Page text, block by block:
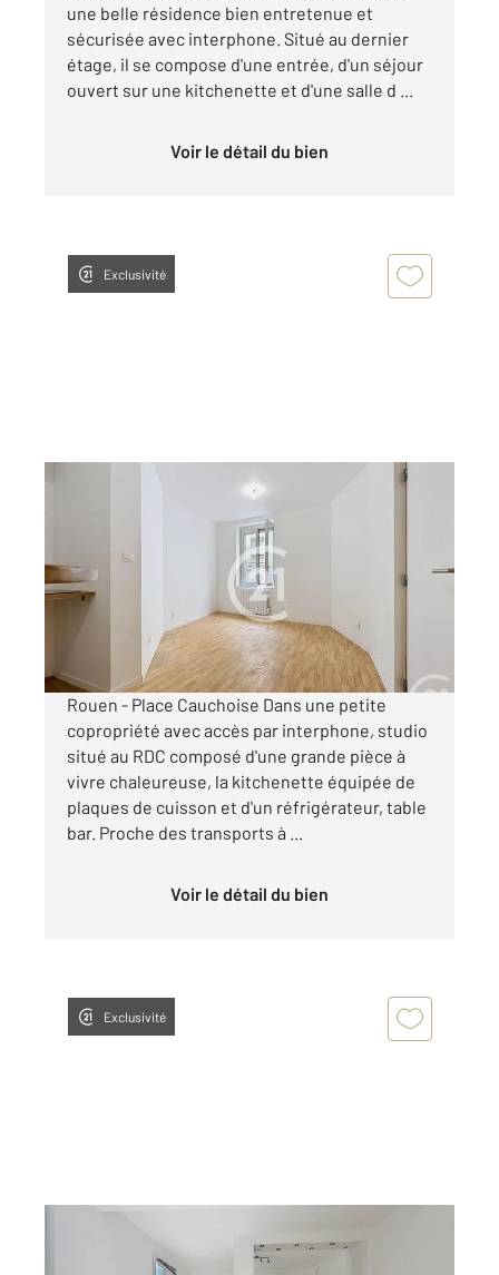
une belle résidence bien entretenue et
sécurisée avec interphone. Situé au dernier
étage, il se compose d'une entrée, d'un séjour
ouvert sur une kitchenette et d'une salle d ...
Voir le détail du bien
Exclusivité
Appartement F1 à louer
410 €
par mois charges comprises
Rouen - Place Cauchoise Dans une petite
copropriété avec accès par interphone, studio
situé au RDC composé d'une grande pièce à
vivre chaleureuse, la kitchenette équipée de
plaques de cuisson et d'un réfrigérateur, table
bar. Proche des transports à ...
Voir le détail du bien
Exclusivité
, 3 pièces